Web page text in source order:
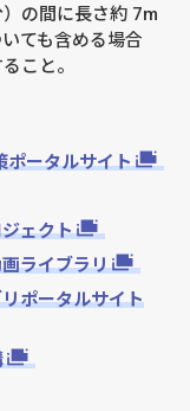
の間に長さ約 7m
ても含める場合
こと。
ポータルサイト
ェクト
ライブラリ
ポータルサイト